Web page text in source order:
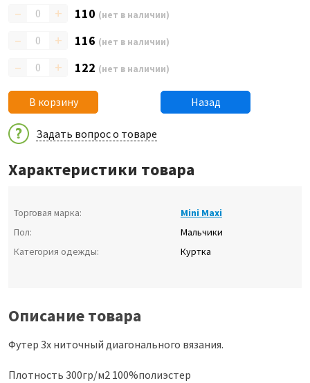
– + 110 (нет в наличии)
– + 116 (нет в наличии)
– + 122 (нет в наличии)
В корзину Назад
Задать вопрос о товаре
Характеристики товара
Торговая марка:
Mini Maxi
Пол:
Мальчики
Категория одежды:
Куртка
Описание товара
Футер 3х ниточный диагонального вязания.
Плотность 300гр/м2 100%полиэстер